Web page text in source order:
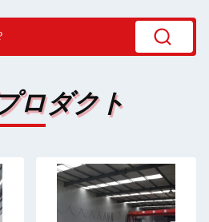
ロダクト